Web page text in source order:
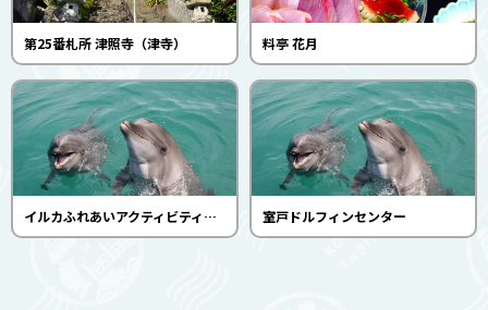
第25番札所 津照寺（津寺） 料亭 花月
イルカふれあいアクティビティ各種(室戸ドルフィンセンター) 室戸ドルフィンセンター